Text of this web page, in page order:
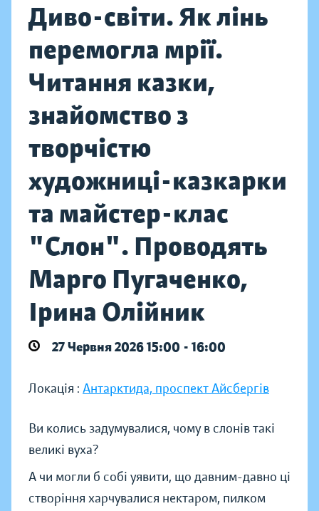
Диво-світи. Як лінь
перемогла мрії.
Читання казки,
знайомство з
творчістю
художниці-казкарки
та майстер-клас
"Слон". Проводять
Марго Пугаченко,
Ірина Олійник
27 Червня 2026 15:00 - 16:00
Локація : Антарктида, проспект Айсбергів
Ви колись задумувалися, чому в слонів такі
великі вуха?
А чи могли б собі уявити, що давним-давно ці
створіння харчувалися нектаром, пилком